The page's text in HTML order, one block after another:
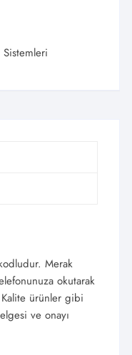
Sistemleri
Merak
okutarak
ürünler gibi
ve onayı